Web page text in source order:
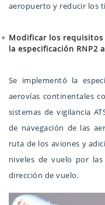
aeropuerto y reducir los
Modificar los requisitos
la especificación RNP2
Se implementó la
aerovías continentales
sistemas de vigilancia
de navegación de las
ruta de los aviones y
niveles de vuelo por
dirección de vuelo.